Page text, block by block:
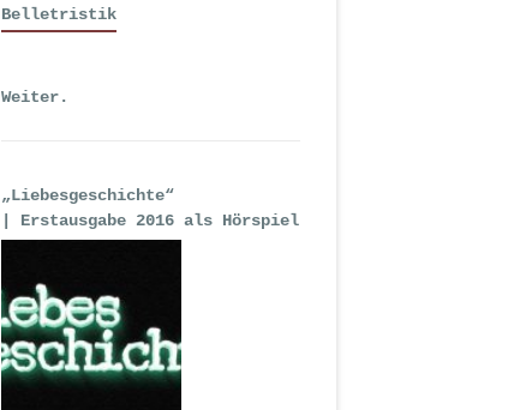
Belletristik
Weiter.
„Liebesgeschichte“
| Erstausgabe 2016 als Hörspiel